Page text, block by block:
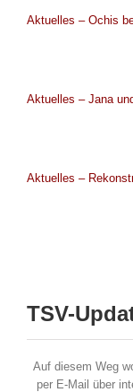
Aktuelles – Ochis
Aktuelles – Jana
Aktuelles –
TSV-
Auf diesem Weg
per E-Mail über